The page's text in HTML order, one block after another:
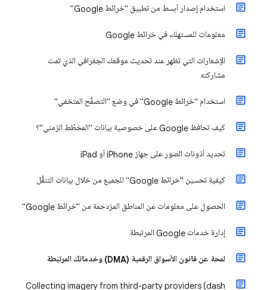
استخدام إصدار أبسط من تطبيق "خرائط Google"
معلومات للمستهلك في خرائط Google
الإشعارات التي تظهر عند تحديث موقعك الجغرافي الذي تمت
مشاركته
استخدام "خرائط Google" في وضع "التصفُّح المتخفي"
كيف تحافظ Google على خصوصية بيانات "المخطّط الزمني"؟
تحديد أذونات الصور على جهاز iPhone أو iPad
كيفية تحسين "خرائط Google" للجميع من خلال بيانات التنقُّل
الحصول على معلومات عن المناطق المزدحمة من "خرائط Google"
إدارة خدمات Google المرتبطة
لمحة عن قانون الأسواق الرقمية (DMA) وخدماتك المرتبطة
Collecting imagery from third-party providers (dash